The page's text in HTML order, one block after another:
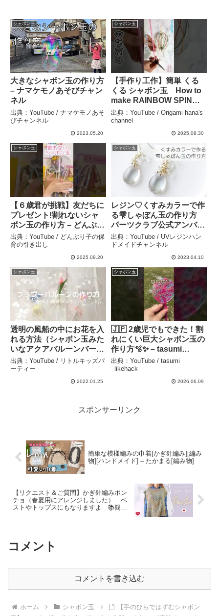
シャボン玉
大きなシャボン玉の作り方
– ナマケモノあそびチャン
ネル
出典：YouTube / ナマケモノあそ
びチャンネル
2023.05.20
シャボン玉
【手作り工作】簡単 くる
くる シャボン玉 How to
make RAINBOW SPIN
TOY#おもちゃ
#toy#खिलौने#игрушка#玩
具#장난감#彩虹旋转#レイ
– Origami hana’s channel
出典：YouTube / Origami hana's
channel
2025.08.30
シャボン玉
【６歳君が挑戦】友だちに
プレゼント!割れないシャ
ボン玉の作り方 – どんぶり
子の保育の引き出し
出典：YouTube / どんぶり子の保
育の引き出し
2025.09.20
シャボン玉
レジン♡くすみカラーで作
る雫しゃぼん玉の作り方
パーツクラブ公式アンバサ
ダー PARTSCLUB しずく
How to make resin
accessories. – UVレジン
出典：YouTube / UVレジンハン
ドメイドチャンネル
2023.04.10
シャボン玉
透明の風船の中にお花を入
れる方法（シャボン玉みた
いなアクアバルーンバージ
ョン）フラワーバルーン –
リトルキッズパーティー
出典：YouTube / リトルキッズパ
ーティー
2022.01.25
シャボン玉
🇯🇵 2歳児でもできた！割
れにくい巨大シャボン玉の
作り方🫧✨ – tasumi
_likehack
出典：YouTube / tasumi
_likehack
2026.06.09
スポンサーリンク
簡単な模様編みの巾着[かぎ針編み][編み
物][ハンドメイド] – たかまる[編み物]
【リクエスト＆ご質問】かぎ針編みポン
チョ（春夏用にアレンジしました） ベ
ストやトップスにもなりますよ 📚簡単
コメント
コメントを書き込む
ホーム シャボン玉
【手のひらではずむシャボン